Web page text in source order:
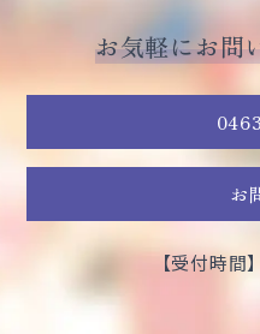
お気軽にお問
お
【受付時